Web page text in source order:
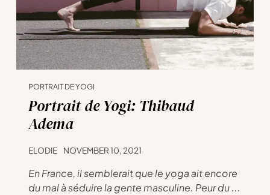
PORTRAIT DE YOGI
Portrait de Yogi: Thibaud
Adema
ELODIE NOVEMBER 10, 2021
En France, il semblerait que le yoga ait encore
du mal à séduire la gente masculine. Peur du ...